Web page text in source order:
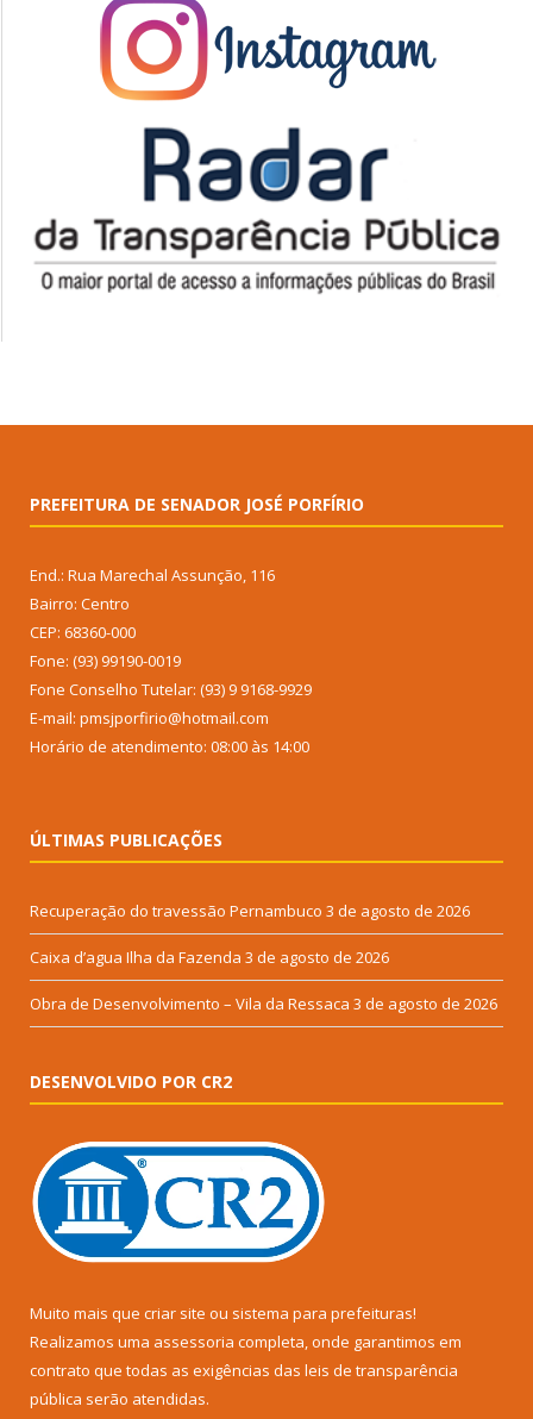
PREFEITURA DE SENADOR JOSÉ PORFÍRIO
End.: Rua Marechal Assunção, 116
Bairro: Centro
CEP: 68360-000
Fone: (93) 99190-0019
Fone Conselho Tutelar: (93) 9 9168-9929
E-mail: pmsjporfirio@hotmail.com
Horário de atendimento: 08:00 às 14:00
ÚLTIMAS PUBLICAÇÕES
Recuperação do travessão Pernambuco 3 de agosto de 2026
Caixa d’agua Ilha da Fazenda 3 de agosto de 2026
Obra de Desenvolvimento – Vila da Ressaca 3 de agosto de 2026
DESENVOLVIDO POR CR2
Muito mais que criar site ou sistema para prefeituras!
Realizamos uma assessoria completa, onde garantimos em
contrato que todas as exigências das leis de transparência
pública serão atendidas.